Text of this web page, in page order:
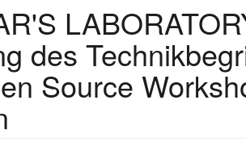
des
Source